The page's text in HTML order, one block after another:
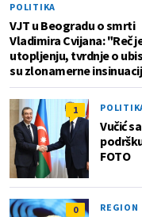
POLITIKA
VJT u Beogradu o smrti
Vladimira Cvijana: "Reč
utopljenju, tvrdnje o
su zlonamerne
1
Vučić
FOTO
0 REGION